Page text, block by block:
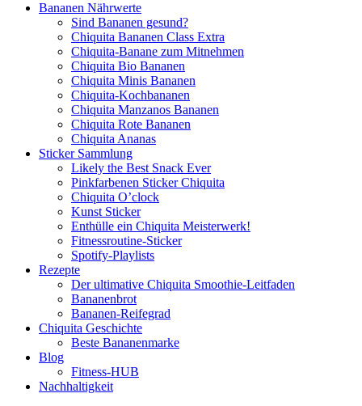
Bananen Nährwerte
Sind Bananen gesund?
Chiquita Bananen Class Extra
Chiquita-Banane zum Mitnehmen
Chiquita Bio Bananen
Chiquita Minis Bananen
Chiquita-Kochbananen
Chiquita Manzanos Bananen
Chiquita Rote Bananen
Chiquita Ananas
Sticker Sammlung
Likely the Best Snack Ever
Pinkfarbenen Sticker Chiquita
Chiquita O’clock
Kunst Sticker
Enthülle ein Chiquita Meisterwerk!
Fitnessroutine-Sticker
Spotify-Playlists
Rezepte
Der ultimative Chiquita Smoothie-Leitfaden
Bananenbrot
Bananen-Reifegrad
Chiquita Geschichte
Beste Bananenmarke
Blog
Fitness-HUB
Nachhaltigkeit